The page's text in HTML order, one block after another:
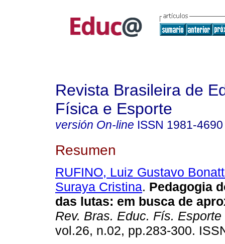
Revista Brasileira de
Física e Esporte
versión On-line ISSN 1981-4690
Resumen
RUFINO, Luiz Gustavo
Suraya Cristina. Pedagogia
das lutas: em busca de
Rev. Bras. Educ. Fís. Esporte
vol.26, n.02, pp.283-300.